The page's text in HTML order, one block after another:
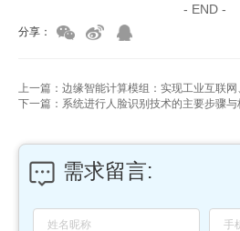
- END -
分享：
需求留言: